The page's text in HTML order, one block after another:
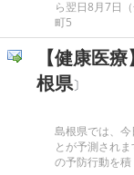
ら翌日8月7日
町5
【健康医
根県〕
島根県では、
とが予測され
の予防行動を積